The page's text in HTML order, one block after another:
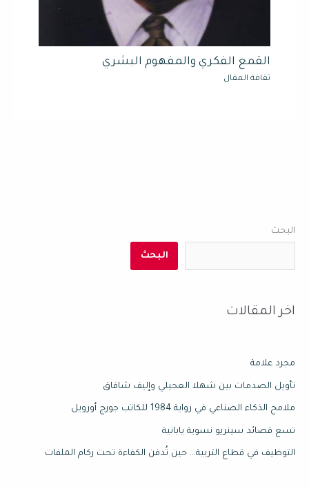
القمع الفكري والمفهوم البشري
ثقافة المقال
البحث
البحث
اخر المقالات
مجرد علامة
تأويل الصدمات بين شهلا العجيلي وإليف شافاق
ملامح الذكاء الصناعي في رواية 1984 للكاتب جورج أورويل
تسع قصائد سينريو نسوية يابانية
التوظيف في قطاع التربية… حين تُدفن الكفاءة تحت ركام الملفات